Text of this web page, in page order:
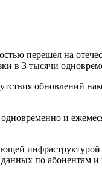
перешел на
в 3 тысячи
обновлений
и
по абонентам и